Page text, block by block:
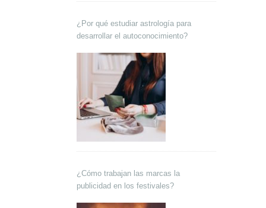
¿Por qué estudiar astrología para
desarrollar el autoconocimiento?
¿Cómo trabajan las marcas la
publicidad en los festivales?